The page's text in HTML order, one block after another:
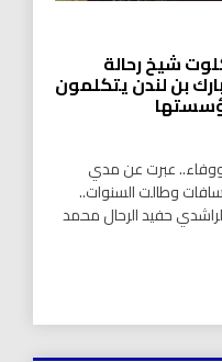
شيخ رحالة
بن لندن يتكلمون
عبرت عن مدي
وطالت السنوات..
حفيد الرحال محمد